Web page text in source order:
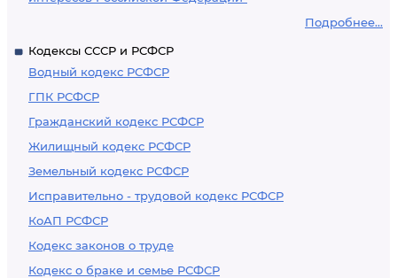
Подробнее...
Кодексы СССР и РСФСР
Водный кодекс РСФСР
ГПК РСФСР
Гражданский кодекс РСФСР
Жилищный кодекс РСФСР
Земельный кодекс РСФСР
Исправительно - трудовой кодекс РСФСР
КоАП РСФСР
Кодекс законов о труде
Кодекс о браке и семье РСФСР